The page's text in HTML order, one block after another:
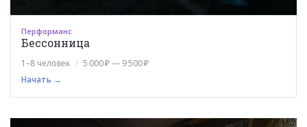
Перформанс
Бессонница
1–8 человек
5 000 ₽ — 9 500 ₽
Начать →